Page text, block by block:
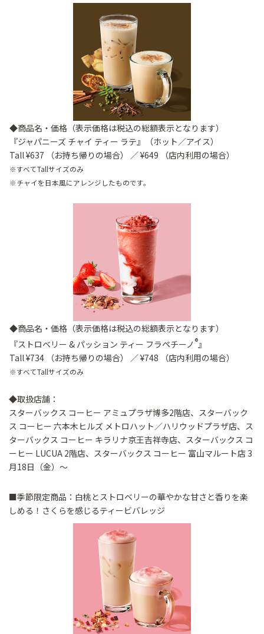
◆商品名・価格（表示価格は税込の総額表示となります）
『ジャパニーズ チャイ ティー ラテ』（ホット／アイス）
Tall ¥637 （お持ち帰りの場合） ／ ¥649 （店内利用の場合）
※すべてTallサイズのみ
※チャイを日本風にアレンジしたものです。
◆商品名・価格（表示価格は税込の総額表示となります）
『ストロベリー & パッション ティー フラペチーノ ®』
Tall ¥734 （お持ち帰りの場合） ／ ¥748 （店内利用の場合）
※すべてTallサイズのみ
◆取扱店舗：
スターバックス コーヒー アミュプラザ博多2階店、スターバック
ス コーヒー 六本木ヒルズ メトロハット／ハリウッドプラザ店、ス
ターバックス コーヒー キラリナ京王吉祥寺店、スターバックス コ
ーヒー LUCUA 2階店、スターバックス コーヒー 富山マルート店 3
月18日（金）～
■季節限定商品：白桃とストロベリーの華やかな甘さと香りを楽
しめる！さくらを感じるティービバレッジ